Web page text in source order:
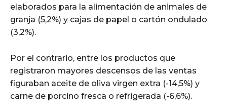
elaborados para la alimentación de animales de
granja (5,2%) y cajas de papel o cartón ondulado
(3,2%).
Por el contrario, entre los productos que
registraron mayores descensos de las ventas
figuraban aceite de oliva virgen extra (-14,5%) y
carne de porcino fresca o refrigerada (-6,6%).